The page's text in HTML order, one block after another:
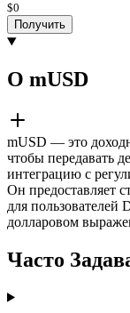
$0
Получить
О mUSD
mUSD — это
чтобы передавать
интеграцию с
Он предоставляет
для пользователей
долларовом
Часто